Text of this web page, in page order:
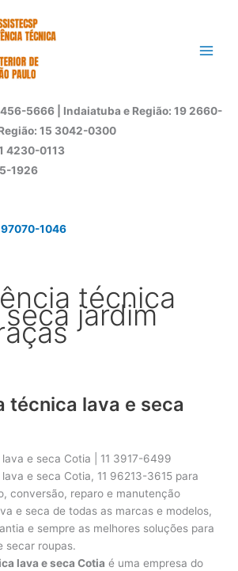
5666 | Indaiatuba e Região: 19 2660-
15 3042-0300
4230-0113
1926
97070-1046
técnica
seca jardim
técnica lava e seca
e seca Cotia | 11 3917-6499
e seca Cotia, 11 96213-3615 para
conversão, reparo e manutenção
e seca de todas as marcas e modelos,
e sempre as melhores soluções para
secar roupas.
lava e seca Cotia é uma empresa do